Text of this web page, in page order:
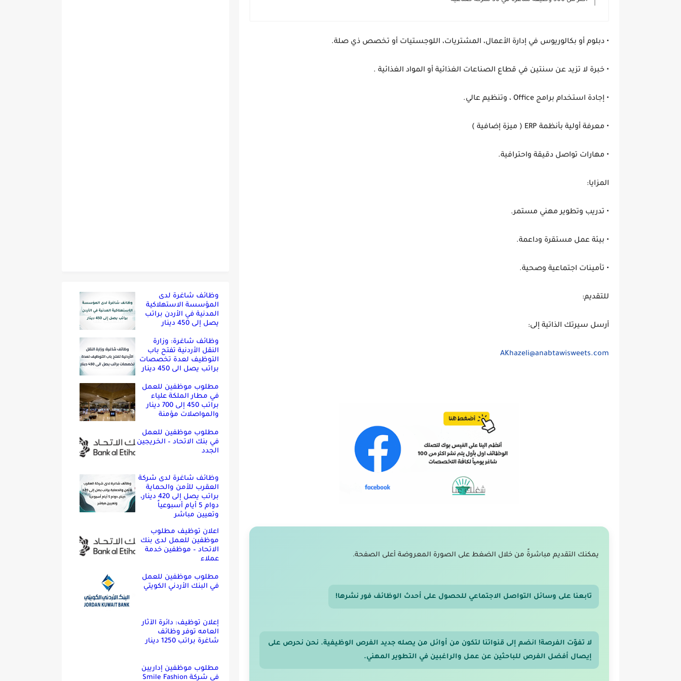
• دبلوم أو بكالوريوس في إدارة الأعمال، المشتريات، اللوجستيات أو تخصص ذي صلة.
• خبرة لا تزيد عن سنتين في قطاع الصناعات الغذائية أو المواد الغذائية .
• إجادة استخدام برامج Office ، وتنظيم عالي.
• معرفة أولية بأنظمة ERP ( ميزة إضافية )
• مهارات تواصل دقيقة واحترافية.
المزايا:
• تدريب وتطوير مهني مستمر.
• بيئة عمل مستقرة وداعمة.
• تأمينات اجتماعية وصحية.
للتقديم:
أرسل سيرتك الذاتية إلى:
AKhazeli@anabtawisweets.com
يمكنك التقديم مباشرةً من خلال الضغط على الصورة المعروضة أعلى الصفحة.
تابعنا على وسائل التواصل الاجتماعي للحصول على أحدث الوظائف فور نشرها!
لا تفوّت الفرصة! انضم إلى قنواتنا لتكون من أوائل من يصله جديد الفرص الوظيفية. نحن نحرص على
إيصال أفضل الفرص للباحثين عن عمل والراغبين في التطوير المهني.
وظائف شاغرة لدى
المؤسسة الاستهلاكية
المدنية في الأردن براتب
يصل إلى 450 دينار
وظائف شاغرة: وزارة
النقل الأردنية تفتح باب
التوظيف لعدة تخصصات
براتب يصل الى 450 دينار
مطلوب موظفين للعمل
في مطار الملكة علياء
براتب 450 إلى 700 دينار
والمواصلات مؤمنة
مطلوب موظفين للعمل
في بنك الاتحاد – الخريجين
الجدد
وظائف شاغرة لدى شركة
العقرب للأمن والحماية
براتب يصل إلى 420 دينار،
دوام 5 أيام أسبوعياً
وتعيين مباشر
اعلان توظيف مطلوب
موظفين للعمل لدى بنك
الاتحاد – موظفين خدمة
عملاء
مطلوب موظفين للعمل
في البنك الأردني الكويتي
إعلان توظيف: دائرة الآثار
العامه توفر وظائف
شاغرة براتب 1250 دينار
مطلوب موظفين إداريين
في شركة Smile Fashion